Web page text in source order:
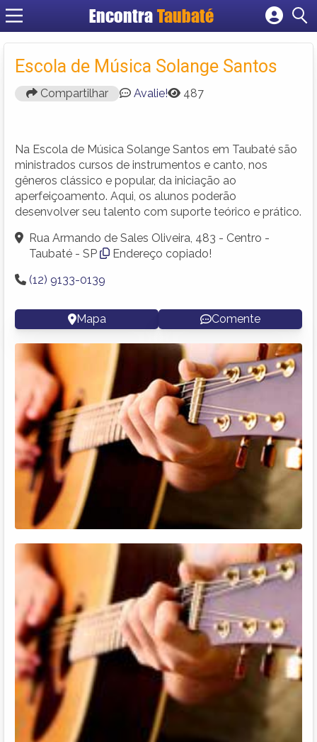
EncontraTaubaté
Cadastrar empresa
Criar conta
Escola de Música Solange Santos
Compartilhar Avalie! 487
Na Escola de Música Solange Santos em Taubaté são
ministrados cursos de instrumentos e canto, nos
gêneros clássico e popular, da iniciação ao
aperfeiçoamento. Aqui, os alunos poderão
desenvolver seu talento com suporte teórico e prático.
Rua Armando de Sales Oliveira, 483 - Centro -
Taubaté - SP
Endereço copiado!
(12) 9133-0139
Mapa Comente